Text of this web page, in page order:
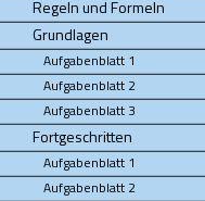
Regeln und Formeln
Grundlagen
Aufgabenblatt 1
Aufgabenblatt 2
Aufgabenblatt 3
Fortgeschritten
Aufgabenblatt 1
Aufgabenblatt 2